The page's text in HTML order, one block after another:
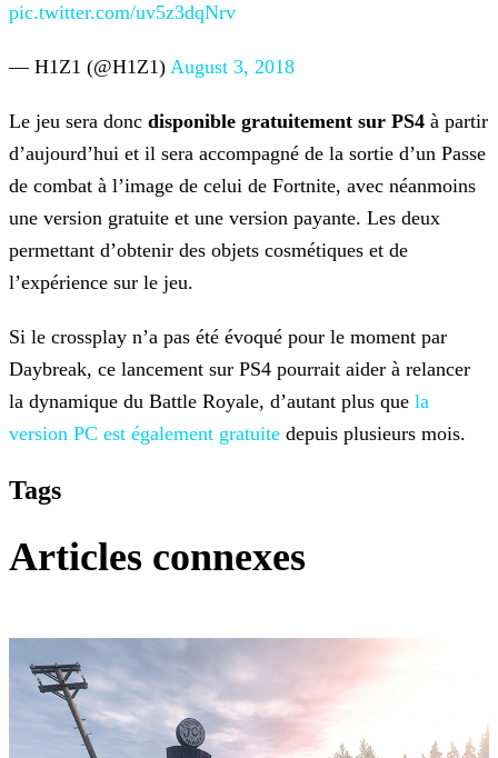
pic.twitter.com/uv5z3dqNrv
— H1Z1 (@H1Z1) August 3, 2018
Le jeu sera donc disponible gratuitement sur PS4 à partir
d’aujourd’hui et il sera accompagné de la sortie d’un Passe
de combat à l’image de celui de Fortnite, avec néanmoins
une version gratuite et une version payante. Les deux
permettant d’obtenir des objets cosmétiques et de
l’expérience sur le jeu.
Si le crossplay n’a pas été évoqué pour le moment par
Daybreak, ce lancement sur PS4 pourrait aider à relancer
la dynamique du Battle Royale, d’autant plus que la
version PC est également gratuite depuis plusieurs mois.
Tags
Articles connexes